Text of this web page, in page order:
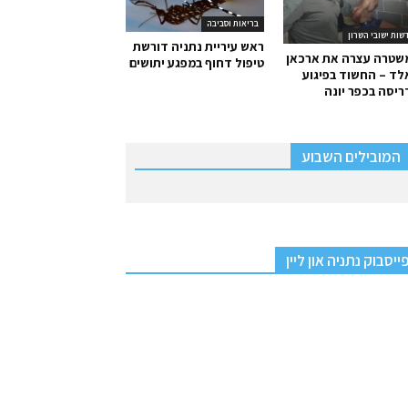
בריאות וסביבה
ראש עיריית נתניה דורשת
טיפול דחוף במפגע יתושים
ישובי השרון
עצרה את ארכאן
– החשוד בפיגוע
בכפר יונה
המובילים השבוע
פייסבוק נתניה און ליין